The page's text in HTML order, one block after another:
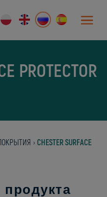
PROTECTOR
› CHESTER SURFACE